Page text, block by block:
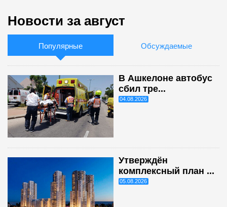
Новости за август
Популярные Обсуждаемые
В Ашкелоне автобус
сбил тре...
04.08.2026
Утверждён
комплексный план ...
05.08.2026